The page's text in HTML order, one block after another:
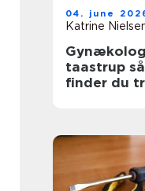
04. june
Katrine
Gynækolog
taastrup sådan
finder du